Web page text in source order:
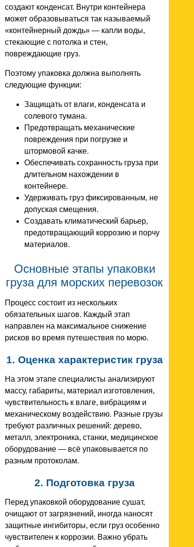
создают конденсат. Внутри контейнера
может образовываться так называемый
«контейнерный дождь» — капли воды,
стекающие с потолка и стен,
повреждающие груз.
Поэтому упаковка должна выполнять
следующие функции:
Защищать от влаги, конденсата и
солевого тумана.
Предотвращать механические
повреждения при погрузке и
штормовой качке.
Обеспечивать сохранность груза при
длительном нахождении в
контейнере.
Удерживать груз фиксированным, не
допуская смещения.
Создавать климатический барьер,
предотвращающий коррозию и порчу
материалов.
Основные этапы упаковки
груза для морских перевозок
Процесс состоит из нескольких
обязательных шагов. Каждый этап
направлен на максимальное снижение
рисков во время путешествия по морю.
1. Оценка характеристик груза
На этом этапе специалисты анализируют
массу, габариты, материал изготовления,
чувствительность к влаге, вибрациям и
механическому воздействию. Разные грузы
требуют различных решений: дерево,
металл, электроника, станки, медицинское
оборудование — всё упаковывается по
разным протоколам.
2. Подготовка груза
Перед упаковкой оборудование сушат,
очищают от загрязнений, иногда наносят
защитные ингибиторы, если груз особенно
чувствителен к коррозии. Важно убрать